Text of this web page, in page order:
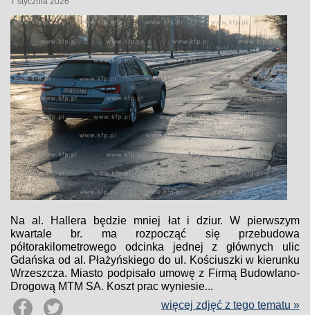
Na al. Hallera będzie mniej łat i dziur. W pierwszym
kwartale br. ma rozpocząć się przebudowa
półtorakilometrowego odcinka jednej z głównych ulic
Gdańska od al. Płażyńskiego do ul. Kościuszki w kierunku
Wrzeszcza. Miasto podpisało umowę z Firmą Budowlano-
Drogową MTM SA. Koszt prac wyniesie...
więcej zdjęć z tego tematu »